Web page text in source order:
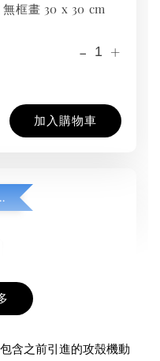
框畫 30 x 30 cm
- +
加入購物車
年紀念 T-shirt
含之前引進的攻殼機動